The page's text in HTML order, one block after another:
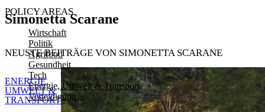
POLICY AREAS
Wirtschaft
Politik
Agrifood
Gesundheit
Tech
Energie, Umwelt & Transport
Verteidigung
Simonetta Scarane
NEUSTE BEITRÄGE VON SIMONETTA SCARANE
ENERGIE,
UMWELT &
TRANSPORT